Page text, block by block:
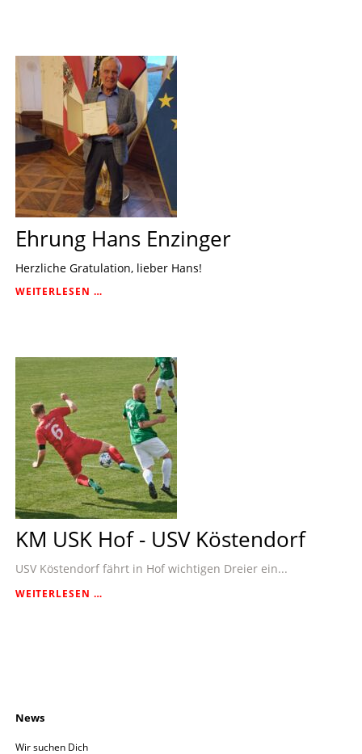
Ehrung Hans Enzinger
Herzliche Gratulation, lieber Hans!
WEITERLESEN …EHRUNG
KM USK Hof - USV Köstendorf
USV Köstendorf fährt in Hof wichtigen Dreier ein...
WEITERLESEN …KM
Navigation
News
Wir suchen Dich